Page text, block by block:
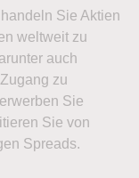
Sie Aktien
weltweit zu
auch
zu
Sie
Sie von
Spreads.